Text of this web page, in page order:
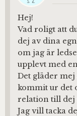
Hej!
Vad roligt att
dej av dina
om jag är
upplevt med
Det gläder mej
kommit ur det
relation till dej
Jag vill tacka